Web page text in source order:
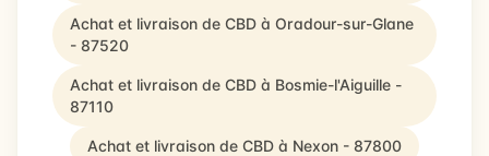
Achat et livraison de CBD à Oradour-sur-Glane
- 87520
Achat et livraison de CBD à Bosmie-l'Aiguille -
87110
Achat et livraison de CBD à Nexon - 87800